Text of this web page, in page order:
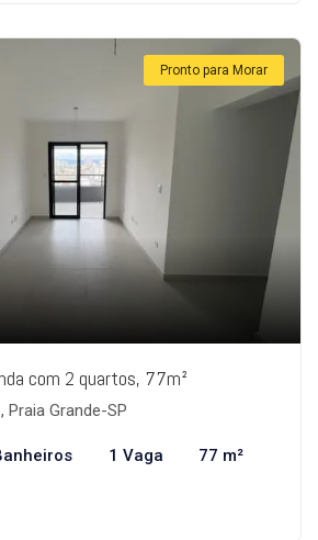
Pronto para Morar
com 2 quartos, 77m²
Grande-SP
1 Vaga 77 m²